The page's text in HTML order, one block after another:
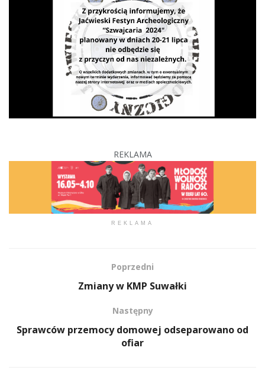
REKLAMA
REKLAMA
Poprzedni
Zmiany w KMP Suwałki
Następny
Sprawców przemocy domowej odseparowano od
ofiar